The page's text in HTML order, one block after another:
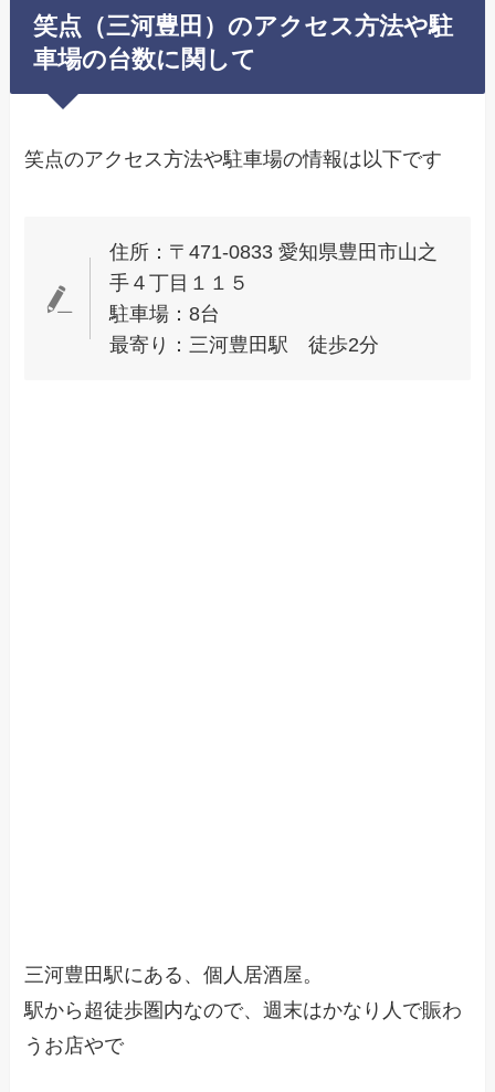
笑点（三河豊田）のアクセス方法や駐
車場の台数に関して
笑点のアクセス方法や駐車場の情報は以下です
住所：〒471-0833 愛知県豊田市山之
手４丁目１１５
駐車場：8台
最寄り：三河豊田駅 徒歩2分
三河豊田駅にある、個人居酒屋。
駅から超徒歩圏内なので、週末はかなり人で賑わ
うお店やで